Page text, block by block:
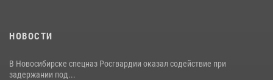
НОВОСТИ
В Новосибирске спецназ Росгвардии оказал содействие при
задержании под...